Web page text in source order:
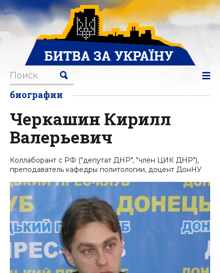
биографии
Черкашин Кирилл
Валерьевич
Коллаборант с РФ ("депутат ДНР", "член ЦИК ДНР"),
преподаватель кафедры политологии, доцент ДонНУ